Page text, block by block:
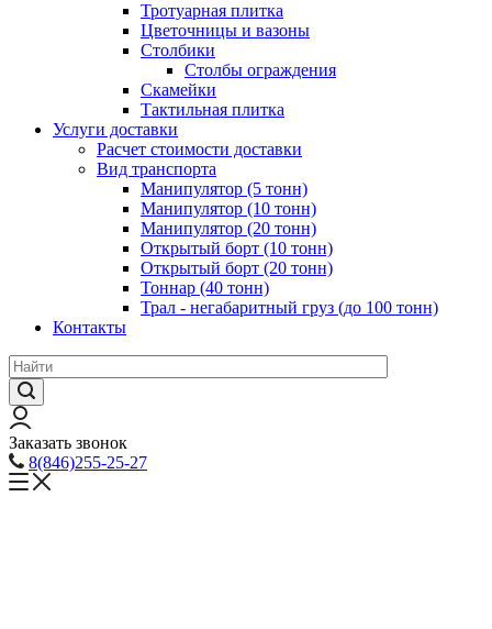
Тротуарная плитка
Цветочницы и вазоны
Столбики
Столбы ограждения
Скамейки
Тактильная плитка
Услуги доставки
Расчет стоимости доставки
Вид транспорта
Манипулятор (5 тонн)
Манипулятор (10 тонн)
Манипулятор (20 тонн)
Открытый борт (10 тонн)
Открытый борт (20 тонн)
Тоннар (40 тонн)
Трал - негабаритный груз (до 100 тонн)
Контакты
Заказать звонок
8(846)255-25-27